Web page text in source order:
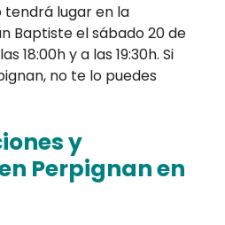
tendrá lugar en la
Baptiste el sábado 20 de
18:00h y a las 19:30h. Si
no te lo puedes
y
Perpignan en